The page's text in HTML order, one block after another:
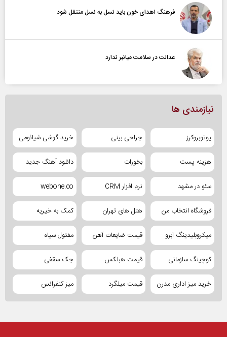
فرهنگ اهدای خون باید نسل به نسل منتقل شود
عدالت در سلامت میانبر ندارد
نیازمندی ها
یوتوبروکرز جراحی بینی خرید گوشی شیائومی
هزینه پست بخورات دانلود آهنگ جدید
سئو در مشهد نرم افزار CRM webone.co
فروشگاه انتخاب من هتل های تهران کمک به خیریه
میکروبلیدینگ ابرو قیمت ضایعات آهن مفتول سیاه
کوچینگ سازمانی قیمت هبلکس جک سقفی
خرید میز اداری مدرن قیمت میلگرد میز کنفرانس